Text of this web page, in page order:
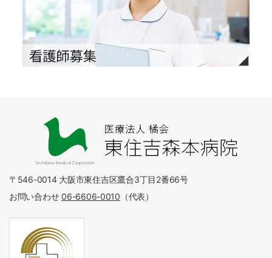
〒546-0014 大阪市東住吉区鷹合3丁目2番66号
お問い合わせ06-6606-0010 （代表）